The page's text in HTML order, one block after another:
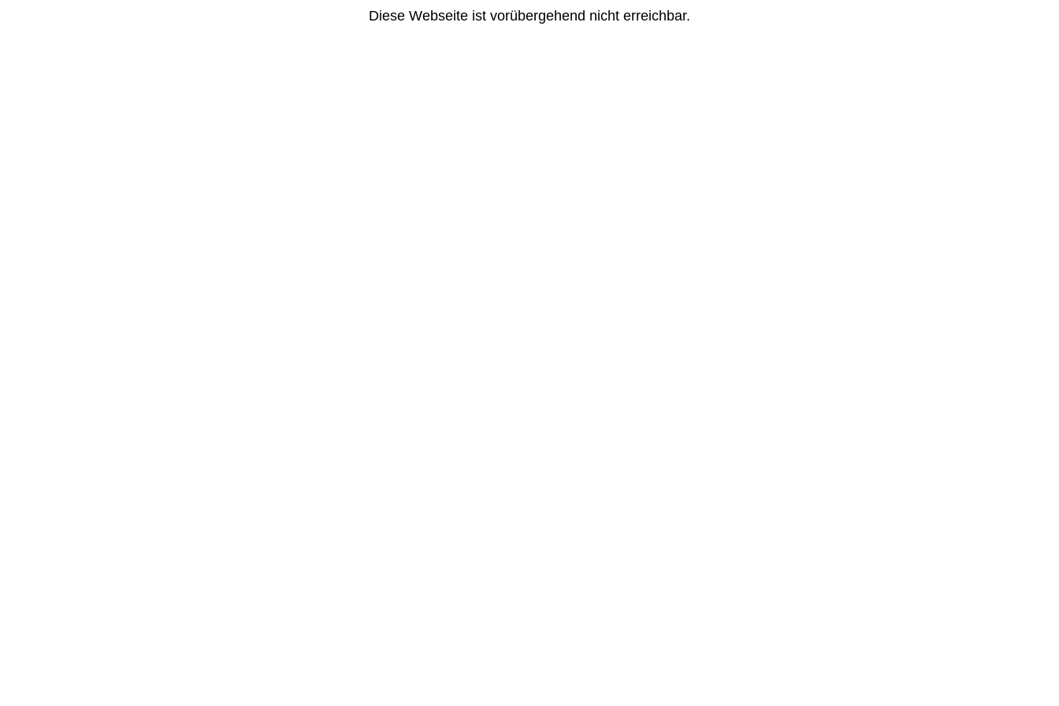
Diese Webseite ist vorübergehend nicht erreichbar.